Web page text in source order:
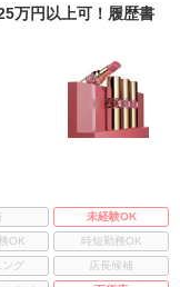
万円以上可！履歴書
未経験OK
OK
時短勤務OK
ング
店長候補